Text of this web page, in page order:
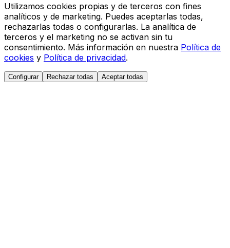
Utilizamos cookies propias y de terceros con fines
analíticos y de marketing. Puedes aceptarlas todas,
rechazarlas todas o configurarlas. La analítica de
terceros y el marketing no se activan sin tu
consentimiento. Más información en nuestra Política de
cookies y Política de privacidad.
Configurar Rechazar todas Aceptar todas